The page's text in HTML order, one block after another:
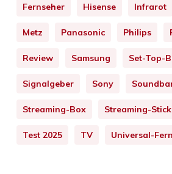
Fernseher Hisense Infrarot
Metz Panasonic Philips
Review Samsung Set-Top-
Signalgeber Sony
Streaming-Box Streaming-Stick
Test 2025 TV Universal-